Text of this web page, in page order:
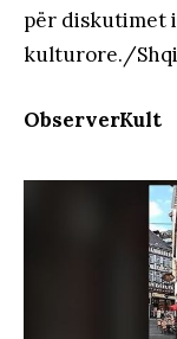
për diskutimet
kulturore./
ObserverKult